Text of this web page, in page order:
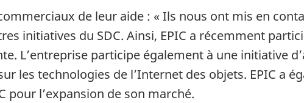
de leur aide : « Ils nous ont mis en
initiatives du SDC. Ainsi, EPIC a récemment
L’entreprise participe également à une initiative
les technologies de l’Internet des objets. EPIC a
pour l’expansion de son marché.